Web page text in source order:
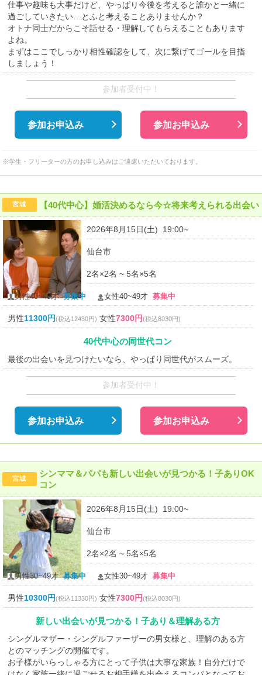
仕事や趣味も大事だけど、やっぱり今後を考えると誰かと一緒に
過ごしていきたい…とふと考えることありませんか？
オトナ同士だからこそ話せる・理解してもらえることもあります
よね。
まずはここでしっかり相性確認をして、次に繋げてゴールを目指
しましょう！
参加者受付中！
参加お申込み 参加お申込み
※学生・フリーターの方のお申し込みはご遠慮いただいております。
宮城 【40代中心】婚活決めるなら今☆将来考えられる出会い
2026年8月15日(土) 19:00~
仙台市
2名×2名 ~ 5名×5名
男性40~49才募集中 女性40~49才募集中
男性11300円(税込12430円) 女性7300円(税込8030円)
40代中心の同世代コン
最後の出会いを見つけたいなら、やっぱり同世代がスムーズ。
参加者受付中！
参加お申込み 参加お申込み
宮城
シンママ＆パパも新しい出会いが見つかる！子ありOK
コン
2026年8月15日(土) 19:00~
仙台市
2名×2名 ~ 5名×5名
男性30~49才募集中 女性30~49才募集中
男性10300円(税込11330円) 女性7300円(税込8030円)
新しい出会いが見つかる！子あり＆理解ある方
シングルマザー・シングルファーザーの男女様と、理解のある方
とのマッチングの開催です。
お子様がいらっしゃる方にとって子供は大事な家族！自分だけで